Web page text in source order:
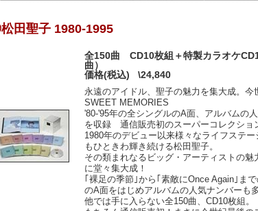
田聖子 1980-1995
全150曲 CD10枚組＋特製カラオケ
曲）
価格(税込)
\24,840
永遠のアイドル、聖子の魅力を集大成。今
SWEET MEMORIES
'80-'95年の全シングルのA面、アルバムの
を収録 通信販売初のスーパーコレクショ
1980年のデビュー以来様々なライフステ
もひときわ輝き続ける松田聖子。
その類まれなるビッグ・アーティストの魅
に堂々集大成！
｢裸足の季節｣から｢素敵にOnce Again｣ま
のA面をはじめアルバムの人気ナンバーも
他では手に入らない全150曲、CD10枚組。